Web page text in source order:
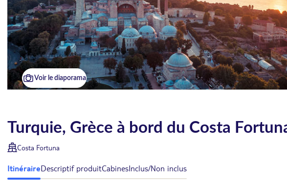
Voir le diaporama
Turquie, Grèce à bord du Costa
Costa Fortuna
ItinéraireDescriptif produitCabinesInclus/Non inclus